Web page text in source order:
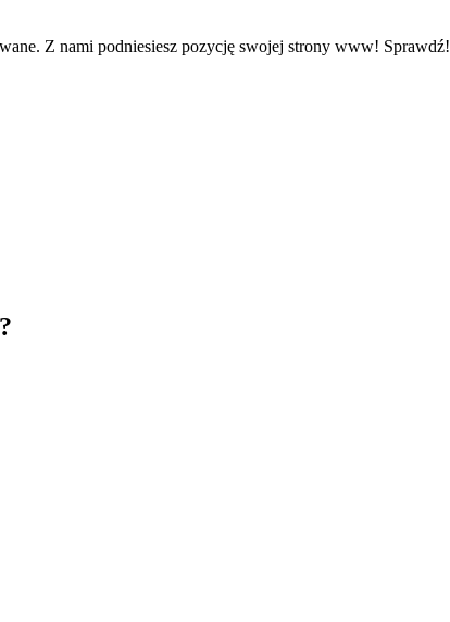
Z nami podniesiesz pozycję swojej strony www! Sprawdź!